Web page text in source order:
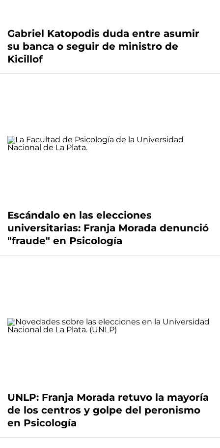
Gabriel Katopodis duda entre asumir
su banca o seguir de ministro de
Kicillof
Escándalo en las elecciones
universitarias: Franja Morada denunció
"fraude" en Psicología
UNLP: Franja Morada retuvo la mayoría
de los centros y golpe del peronismo
en Psicología